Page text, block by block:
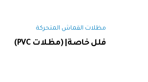
مظلات القماش المتحركة
فلل خاصة| (مظلات PVC)